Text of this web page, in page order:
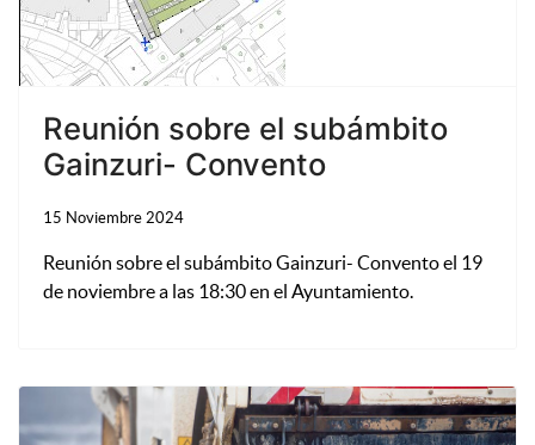
Reunión sobre el subámbito
Gainzuri- Convento
15 Noviembre 2024
Reunión sobre el subámbito Gainzuri- Convento el 19
de noviembre a las 18:30 en el Ayuntamiento.